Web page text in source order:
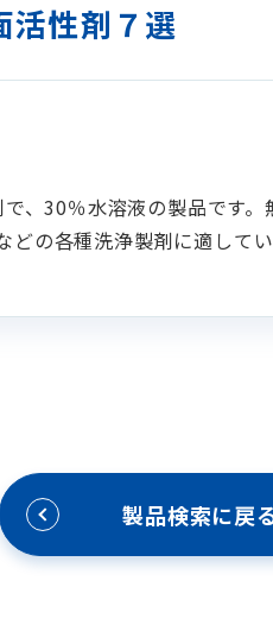
活性剤７選
、30％水溶液の製品です
の各種洗浄製剤に適してい
製品検索に戻